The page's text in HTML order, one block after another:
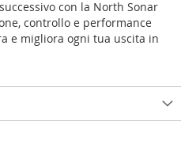
con la North Sonar
controllo e performance
e migliora ogni tua uscita in